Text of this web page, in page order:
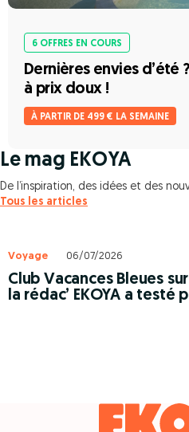
6 OFFRES EN COURS
Dernières envies d’été
à prix doux !
À PARTIR DE 499 € LA SEMAINE
Le mag EKOYA
De l’inspiration, des idées et des
Tous les articles
Voyage 06/07/2026
Club Vacances Bleues
la rédac’ EKOYA a testé